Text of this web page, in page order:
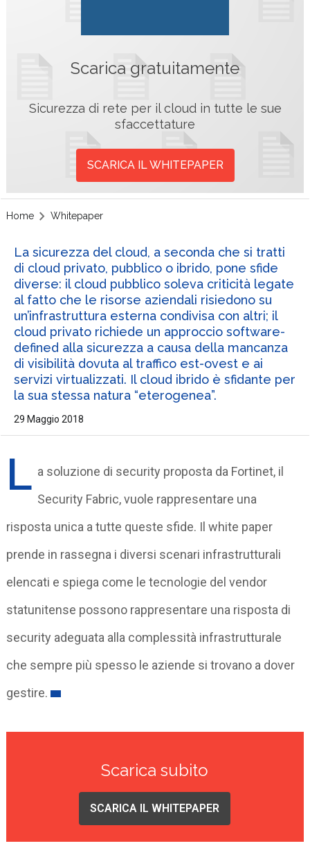
Scarica gratuitamente
Sicurezza di rete per il cloud in tutte le sue
sfaccettature
SCARICA IL WHITEPAPER
Home Whitepaper
La sicurezza del cloud, a seconda che si tratti
di cloud privato, pubblico o ibrido, pone sfide
diverse: il cloud pubblico soleva criticità legate
al fatto che le risorse aziendali risiedono su
un’infrastruttura esterna condivisa con altri; il
cloud privato richiede un approccio software-
defined alla sicurezza a causa della mancanza
di visibilità dovuta al traffico est-ovest e ai
servizi virtualizzati. Il cloud ibrido è sfidante per
la sua stessa natura “eterogenea”.
29 Maggio 2018
L a soluzione di security proposta da Fortinet, il
Security Fabric, vuole rappresentare una
risposta unica a tutte queste sfide. Il white paper
prende in rassegna i diversi scenari infrastrutturali
elencati e spiega come le tecnologie del vendor
statunitense possono rappresentare una risposta di
security adeguata alla complessità infrastrutturale
che sempre più spesso le aziende si trovano a dover
gestire.
Scarica subito
SCARICA IL WHITEPAPER